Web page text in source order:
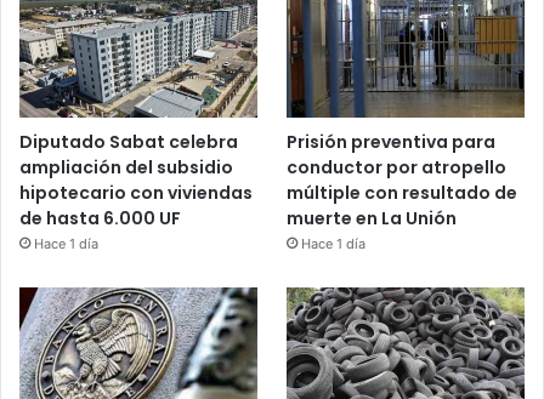
Diputado Sabat celebra
ampliación del subsidio
hipotecario con viviendas
de hasta 6.000 UF
Hace 1 día
Prisión preventiva para
conductor por atropello
múltiple con resultado de
muerte en La Unión
Hace 1 día